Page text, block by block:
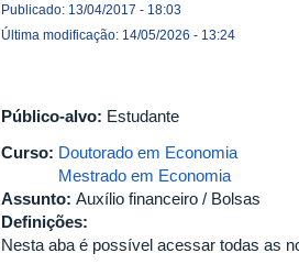
Publicado: 13/04/2017 - 18:03
Última modificação: 14/05/2026 - 13:24
Público-alvo: Estudante
Curso: Doutorado em Economia
Mestrado em Economia
Assunto: Auxílio financeiro / Bolsas
Definições:
Nesta aba é possível acessar todas as